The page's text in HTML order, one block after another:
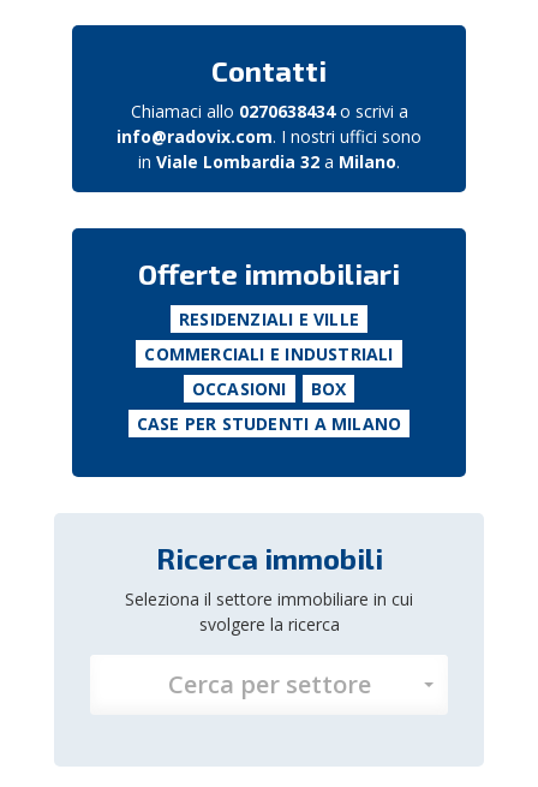
Contatti
Chiamaci allo 0270638434o scrivi a
info@radovix.com. I nostri uffici sono
in Viale Lombardia 32 a Milano.
Offerte immobiliari
RESIDENZIALI E VILLE
COMMERCIALI E INDUSTRIALI
OCCASIONI
BOX
CASE PER STUDENTI A MILANO
Ricerca immobili
Seleziona il settore immobiliare in cui
svolgere la ricerca
Cerca per settore